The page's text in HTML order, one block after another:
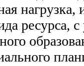
ресурса,